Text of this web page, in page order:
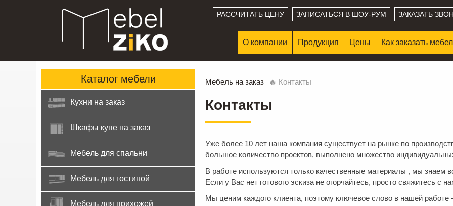
РАССЧИТАТЬ ЦЕНУ ЗАПИСАТЬСЯ В ШОУ-РУМ ЗАКАЗАТЬ
О компании Продукция Цены Как заказать
Каталог мебели
Кухни на заказ
Шкафы купе на заказ
Мебель для спальни
Мебель для гостиной
Мебель для прихожей
Мебель на заказ 🔥 Контакты
Контакты
Уже более 10 лет наша компания существует на рынке по
большое количество проектов, выполнено множество
В работе используются только качественные материалы , мы знаем
Если у Вас нет готового эскиза не огорчайтесь, просто свяжитесь с
Мы ценим каждого клиента, поэтому ключевое слово в нашей работе